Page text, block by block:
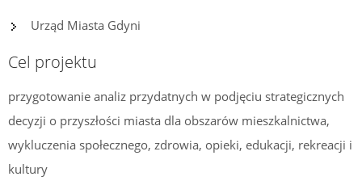
Urząd Miasta Gdyni
Cel projektu
przygotowanie analiz przydatnych w podjęciu strategicznych
decyzji o przyszłości miasta dla obszarów mieszkalnictwa,
wykluczenia społecznego, zdrowia, opieki, edukacji, rekreacji i
kultury